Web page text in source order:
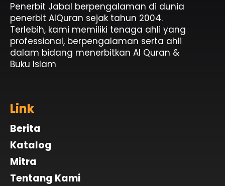
Penerbit Jabal berpengalaman di dunia
penerbit AlQuran sejak tahun 2004.
Terlebih, kami memiliki tenaga ahli yang
professional, berpengalaman serta ahli
dalam bidang menerbitkan Al Quran &
Buku Islam
Link
Berita
Katalog
Mitra
Tentang Kami